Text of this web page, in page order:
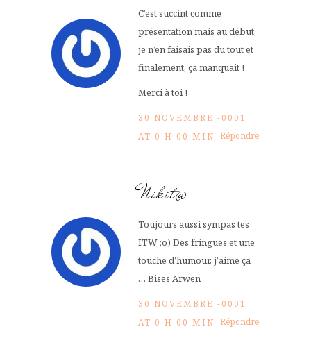
C’est succint comme
présentation mais au début,
je n’en faisais pas du tout et
finalement, ça manquait !
Merci à toi !
30 NOVEMBRE -0001
AT 0 H 00 MIN Répondre
Nikit@
Toujours aussi sympas tes
ITW ;o) Des fringues et une
touche d’humour, j’aime ça
… Bises Arwen
30 NOVEMBRE -0001
AT 0 H 00 MIN Répondre